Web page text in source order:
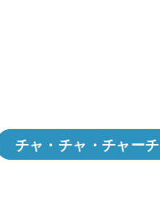
チャ・チャ・チャーチ